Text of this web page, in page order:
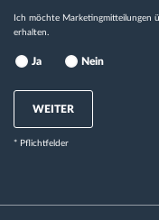
Ich möchte
erhalten.
Ja Nein
WEITER
* Pflichtfelder